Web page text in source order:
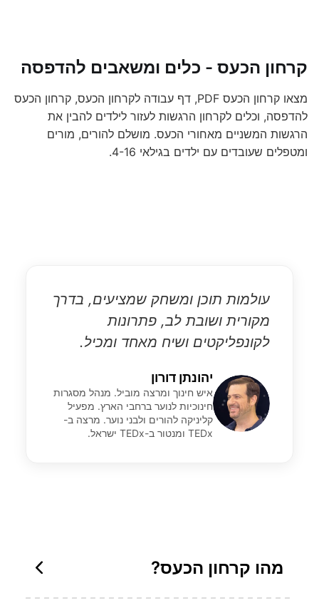
קרחון הכעס - כלים ומשאבים להדפסה
מצאו קרחון הכעס PDF, דף עבודה לקרחון הכעס, קרחון הכעס
להדפסה, וכלים לקרחון הרגשות לעזור לילדים להבין את
הרגשות המשניים מאחורי הכעס. מושלם להורים, מורים
ומטפלים שעובדים עם ילדים בגילאי 4-16.
עולמות תוכן ומשחק שמציעים, בדרך
מקורית ושובת לב, פתרונות
לקונפליקטים ושיח מאחד ומכיל.
יהונתן דורון
איש חינוך ומרצה מוביל. מנהל מסגרות
חינוכיות לנוער ברחבי הארץ. מפעיל
קליניקה להורים ולבני נוער. מרצה ב-
TEDx ומנטור ב-TEDx ישראל.
מהו קרחון הכעס?